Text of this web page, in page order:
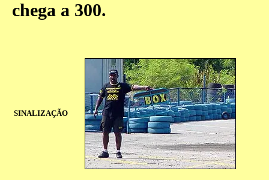
chega a 300.
SINALIZAÇÃO